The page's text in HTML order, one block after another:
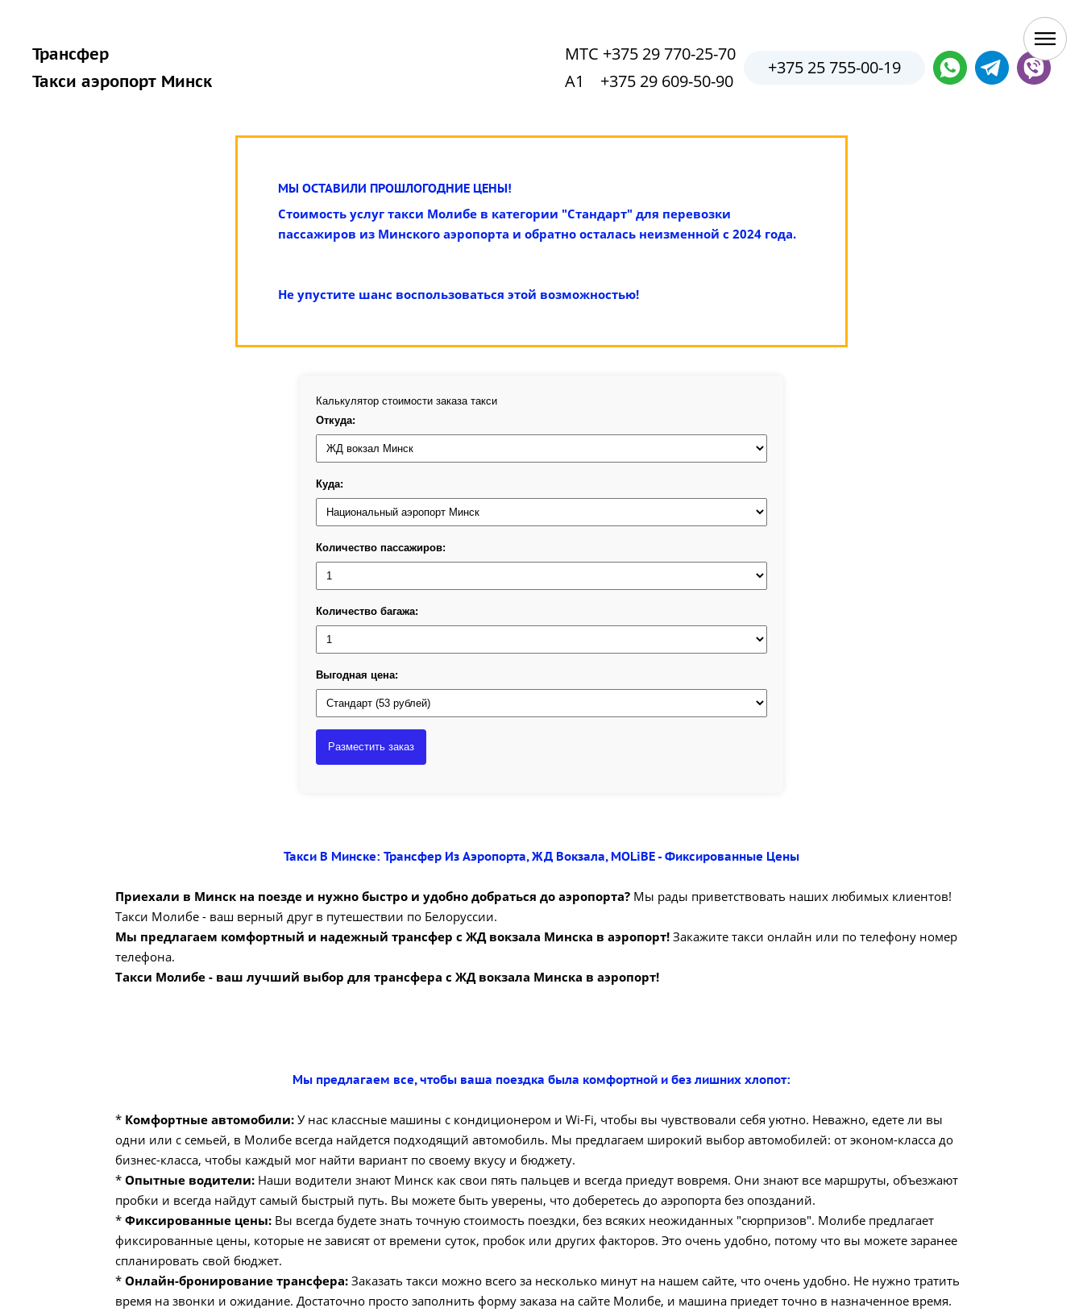
Трансфер
Такси аэропорт Минск
+375 25 755-00-19
МТС +375 29 770-25-70
А1 +375 29 609-50-90
МЫ ОСТАВИЛИ ПРОШЛОГОДНИЕ ЦЕНЫ!
Стоимость услуг такси Молибе в категории "Стандарт" для перевозки
пассажиров из Минского аэропорта и обратно осталась неизменной с 2024 года.
Не упустите шанс воспользоваться этой возможностью!
Калькулятор стоимости заказа такси
Откуда:
Куда:
Количество пассажиров:
Количество багажа:
Выгодная цена:
Разместить заказ
Такси В Минске: Трансфер Из Аэропорта, ЖД Вокзала, MOLiBE - Фиксированные Цены
Приехали в Минск на поезде и нужно быстро и удобно добраться до аэропорта? Мы рады приветствовать наших любимых клиентов!
Такси Молибе - ваш верный друг в путешествии по Белоруссии.
Мы предлагаем комфортный и надежный трансфер с ЖД вокзала Минска в аэропорт! Закажите такси онлайн или по телефону номер
телефона.
Такси Молибе - ваш лучший выбор для трансфера с ЖД вокзала Минска в аэропорт!
Мы предлагаем все, чтобы ваша поездка была комфортной и без лишних хлопот:
* Комфортные автомобили: У нас классные машины с кондиционером и Wi-Fi, чтобы вы чувствовали себя уютно. Неважно, едете ли вы
одни или с семьей, в Молибе всегда найдется подходящий автомобиль. Мы предлагаем широкий выбор автомобилей: от эконом-класса до
бизнес-класса, чтобы каждый мог найти вариант по своему вкусу и бюджету.
* Опытные водители: Наши водители знают Минск как свои пять пальцев и всегда приедут вовремя. Они знают все маршруты, объезжают
пробки и всегда найдут самый быстрый путь. Вы можете быть уверены, что доберетесь до аэропорта без опозданий.
* Фиксированные цены: Вы всегда будете знать точную стоимость поездки, без всяких неожиданных "сюрпризов". Молибе предлагает
фиксированные цены, которые не зависят от времени суток, пробок или других факторов. Это очень удобно, потому что вы можете заранее
спланировать свой бюджет.
* Онлайн-бронирование трансфера: Заказать такси можно всего за несколько минут на нашем сайте, что очень удобно. Не нужно тратить
время на звонки и ожидание. Достаточно просто заполнить форму заказа на сайте Молибе, и машина приедет точно в назначенное время.